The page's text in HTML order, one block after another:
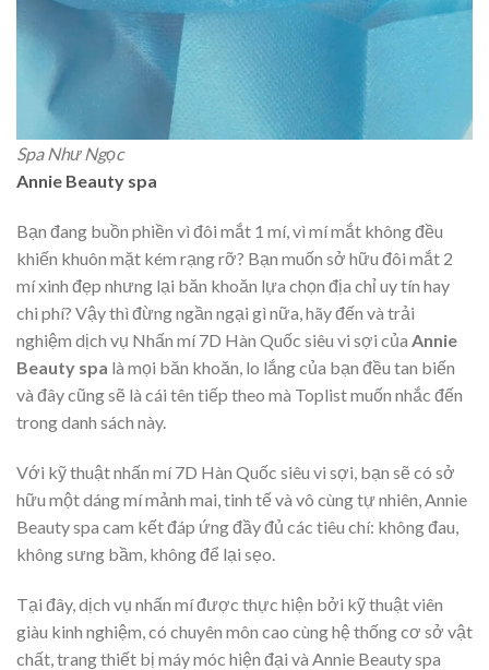
Spa Như Ngọc
Annie Beauty spa
Bạn đang buồn phiền vì đôi mắt 1 mí, vì mí mắt không đều
khiến khuôn mặt kém rạng rỡ? Bạn muốn sở hữu đôi mắt 2
mí xinh đẹp nhưng lại băn khoăn lựa chọn địa chỉ uy tín hay
chi phí? Vậy thì đừng ngần ngại gì nữa, hãy đến và trải
nghiệm dịch vụ Nhấn mí 7D Hàn Quốc siêu vi sợi của Annie
Beauty spa là mọi băn khoăn, lo lắng của bạn đều tan biến
và đây cũng sẽ là cái tên tiếp theo mà Toplist muốn nhắc đến
trong danh sách này.
Với kỹ thuật nhấn mí 7D Hàn Quốc siêu vi sợi, bạn sẽ có sở
hữu một dáng mí mảnh mai, tinh tế và vô cùng tự nhiên, Annie
Beauty spa cam kết đáp ứng đầy đủ các tiêu chí: không đau,
không sưng bầm, không để lại sẹo.
Tại đây, dịch vụ nhấn mí được thực hiện bởi kỹ thuật viên
giàu kinh nghiệm, có chuyên môn cao cùng hệ thống cơ sở vật
chất, trang thiết bị máy móc hiện đại và Annie Beauty spa